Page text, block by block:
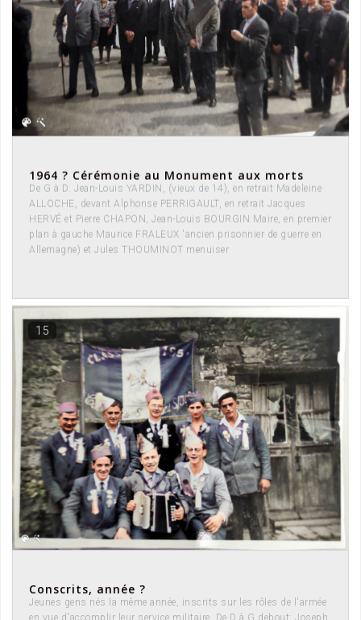
1964 ? Cérémonie au Monument aux morts
De G à D: Jean-Louis YARDIN, (vieux de 14), en retrait Madeleine
ALLOCHE, devant Alphonse PERRIGAULT, en retrait Jacques
HERVÉ et Pierre CHAPON, Jean-Louis BOURGIN Maire, en premier
plan à gauche Maurice FRALEUX 'ancien prisonnier de guerre en
Allemagne) et Jules THOUMINOT menuiser
Conscrits, année ?
Jeunes gens nés la même année, inscrits sur les rôles de l'armée
en vue d'accomplir leur service militaire. De D à G debout: Joseph
15